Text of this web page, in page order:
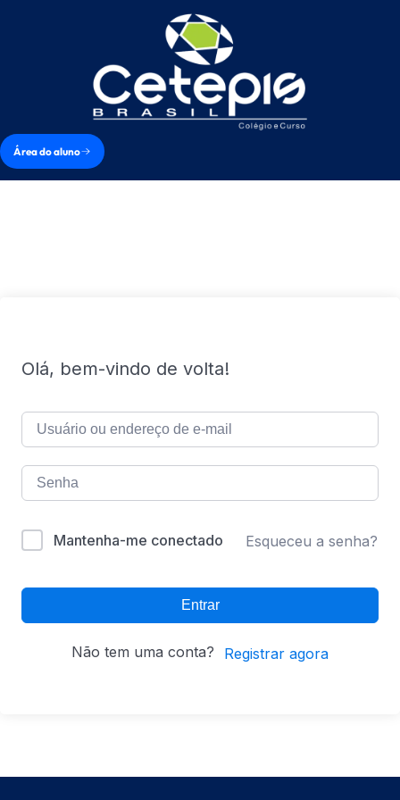
Área do aluno
Olá, bem-vindo de volta!
Mantenha-me conectado Esqueceu a senha?
Entrar
Não tem uma conta? Registrar agora